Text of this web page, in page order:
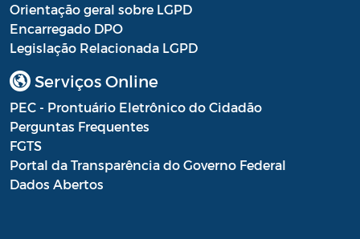
Parecer
Portal do Contribuinte
Portaria Gabinete
Portaria IBASMA
Orientação geral sobre LGPD
Encarregado DPO
Legislação Relacionada LGPD
Serviços Online
PEC - Prontuário Eletrônico do Cidadão
Perguntas Frequentes
FGTS
Portal da Transparência do Governo Federal
Dados Abertos